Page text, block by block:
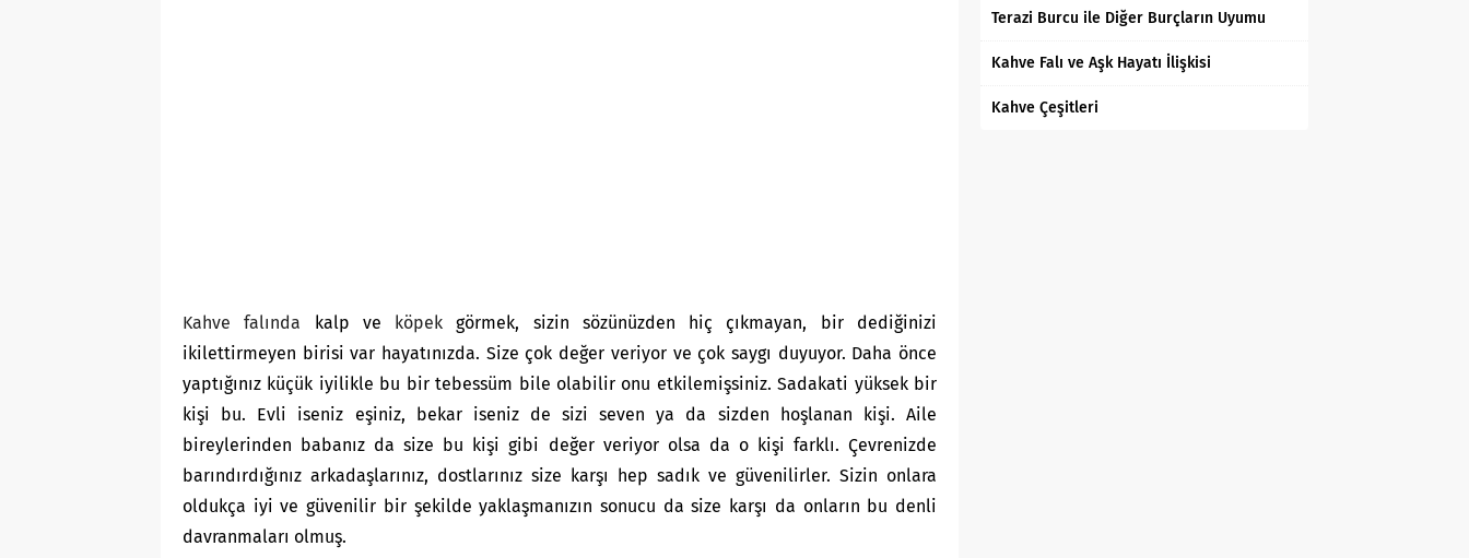
Kahve falında kalp ve köpek görmek, sizin sözünüzden hiç çıkmayan, bir dediğinizi
ikilettirmeyen birisi var hayatınızda. Size çok değer veriyor ve çok saygı duyuyor. Daha önce
yaptığınız küçük iyilikle bu bir tebessüm bile olabilir onu etkilemişsiniz. Sadakati yüksek bir
kişi bu. Evli iseniz eşiniz, bekar iseniz de sizi seven ya da sizden hoşlanan kişi. Aile
bireylerinden babanız da size bu kişi gibi değer veriyor olsa da o kişi farklı. Çevrenizde
barındırdığınız arkadaşlarınız, dostlarınız size karşı hep sadık ve güvenilirler. Sizin onlara
oldukça iyi ve güvenilir bir şekilde yaklaşmanızın sonucu da size karşı da onların bu denli
davranmaları olmuş.
Terazi Burcu ile Diğer Burçların Uyumu
Kahve Falı ve Aşk Hayatı İlişkisi
Kahve Çeşitleri